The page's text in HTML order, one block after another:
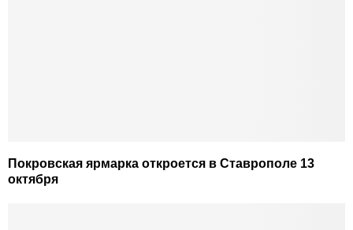
Покровская ярмарка откроется в Ставрополе 13
октября